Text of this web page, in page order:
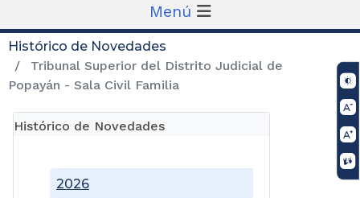
Menú
Histórico de Novedades
Tribunal Superior del Distrito Judicial de
Popayán - Sala Civil Familia
Histórico de Novedades
2026